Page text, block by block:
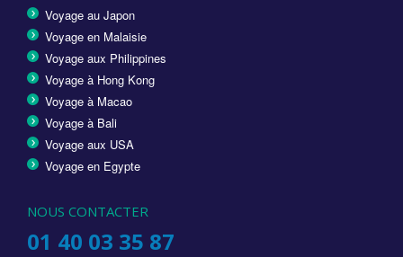
Voyage au Japon
Voyage en Malaisie
Voyage aux Philippines
Voyage à Hong Kong
Voyage à Macao
Voyage à Bali
Voyage aux USA
Voyage en Egypte
NOUS CONTACTER
01 40 03 35 87